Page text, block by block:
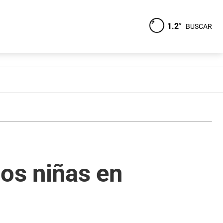
1.2° BUSCAR
niñas en